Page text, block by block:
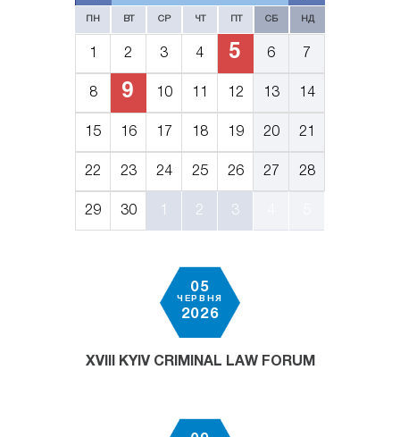
ПН ВТ СР ЧТ ПТ СБ НД
1 2 3 4 5 6 7
8 9 10 11 12 13 14
15 16 17 18 19 20 21
22 23 24 25 26 27 28
29 30 1 2 3
05
ЧЕРВНЯ
2026
XVIII KYIV CRIMINAL LAW FORUM